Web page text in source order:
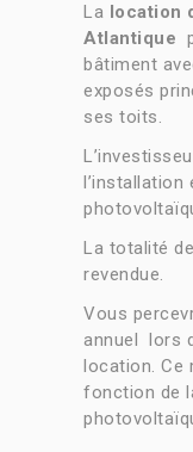
La location
Atlantique
bâtiment
exposés
ses toits.
l’installation
La totalité
revendue.
Vous
annuel lors
location. Ce
fonction de